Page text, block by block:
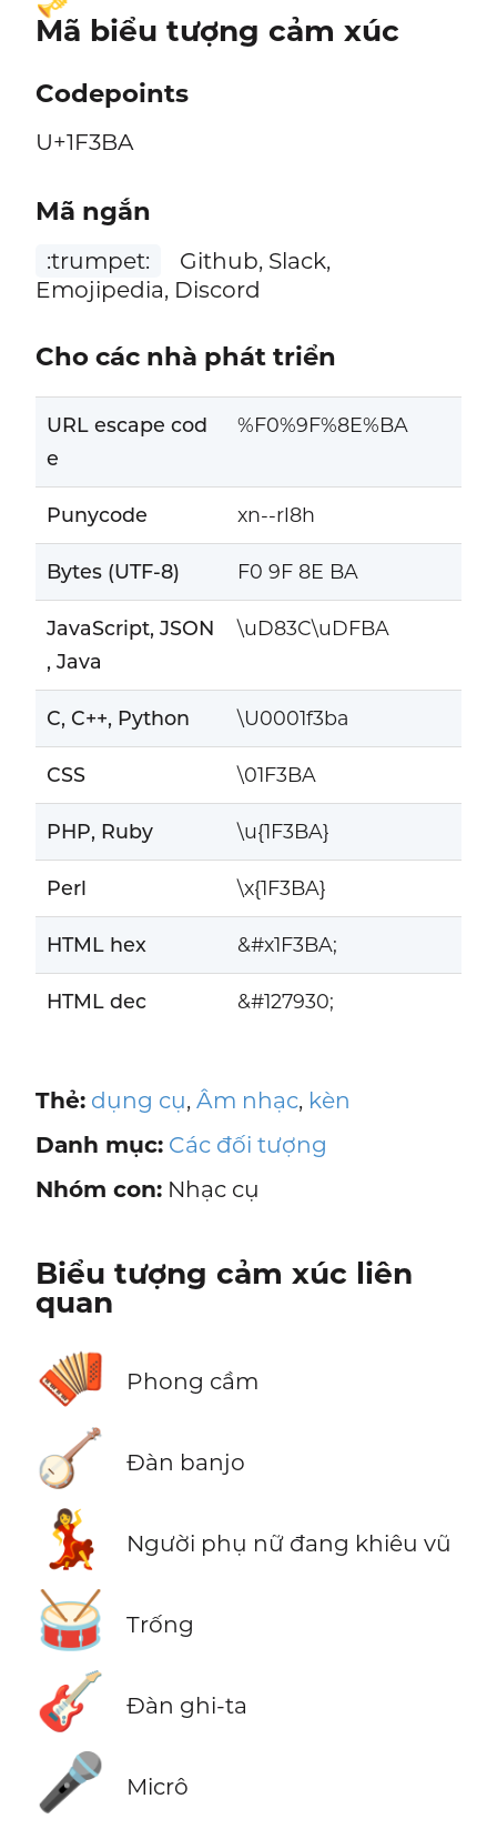
Mã biểu tượng cảm xúc
Codepoints
U+1F3BA
Mã ngắn
:trumpet:
Github, Slack,
Emojipedia, Discord
Cho các nhà phát triển
URL escape cod
e
%F0%9F%8E%BA
Punycode xn--rl8h
Bytes (UTF-8) F0 9F 8E BA
JavaScript, JSON
, Java
\uD83C\uDFBA
C, C++, Python \U0001f3ba
CSS \01F3BA
PHP, Ruby \u{1F3BA}
Perl \x{1F3BA}
HTML hex &#x1F3BA;
HTML dec &#127930;
Thẻ: dụng cụ, Âm nhạc, kèn
Danh mục: Các đối tượng
Nhóm con:Nhạc cụ
Biểu tượng cảm xúc liên
quan
🪗 Phong cầm
🪕 Đàn banjo
💃 Người phụ nữ đang khiêu vũ
🥁 Trống
🎸 Đàn ghi-ta
🎤 Micrô